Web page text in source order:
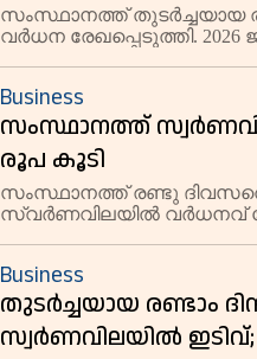
സംസ്ഥാനത്ത് തുടർച്ചയായ
വർധന രേഖപ്പെടുത്തി. 2026
Business
സംസ്ഥാനത്ത്
രൂപ കൂടി
സംസ്ഥാനത്ത് രണ്ടു
സ്വർണവിലയിൽ വർധനവ്
Business
തുടര്‍ച്ചയായ രണ്ടാം
സ്വര്‍ണവിലയില്‍